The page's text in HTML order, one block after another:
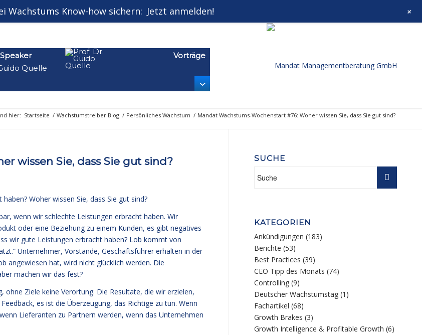
Kontakt Mandat Wachstums-Wochenstart
Quelle
Vorträge
hier: Startseite / Wachstumstreiber Blog / Persönliches Wachstum / Mandat Wachstums-Wochenstart #76: Woher wissen Sie, dass Sie gut sind?
wissen Sie, dass Sie gut sind?
Woher wissen Sie, dass Sie gut sind?
wenn wir schlechte Leistungen erbracht haben. Wir
oder eine Beziehung zu einem Kunden, es gibt negatives
wir gute Leistungen erbracht haben? Lob kommt von
Unternehmer, Vorstände, Geschäftsführer erhalten in der
angewiesen hat, wird nicht glücklich werden. Die
machen wir das fest?
ohne Ziele keine Verortung. Die Resultate, die wir erzielen,
es ist die Überzeugung, das Richtige zu tun. Wenn
Lieferanten zu Partnern werden, wenn das Unternehmen
SUCHE
KATEGORIEN
Ankündigungen (183)
Berichte (53)
Best Practices (39)
CEO Tipp des Monats (74)
Controlling (9)
Deutscher Wachstumstag (1)
Fachartikel (68)
Growth Brakes (3)
Growth Intelligence & Profitable Growth (6)
Wachstums Know-how sichern: Jetzt anmelden! +